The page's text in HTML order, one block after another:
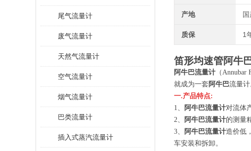
尾气流量计
废气流量计
天然气流量计
空气流量计
烟气流量计
巴类流量计
插入式蒸汽流量计
产地
质保 1
笛形均速管阿牛
阿牛巴流量计 （
就成为一套 阿牛巴流量计
一.产品特点:
1、
阿牛巴流量计对流体
2、
阿牛巴流量计的测量
3、
阿牛巴流量计造价低
车安装和拆卸。